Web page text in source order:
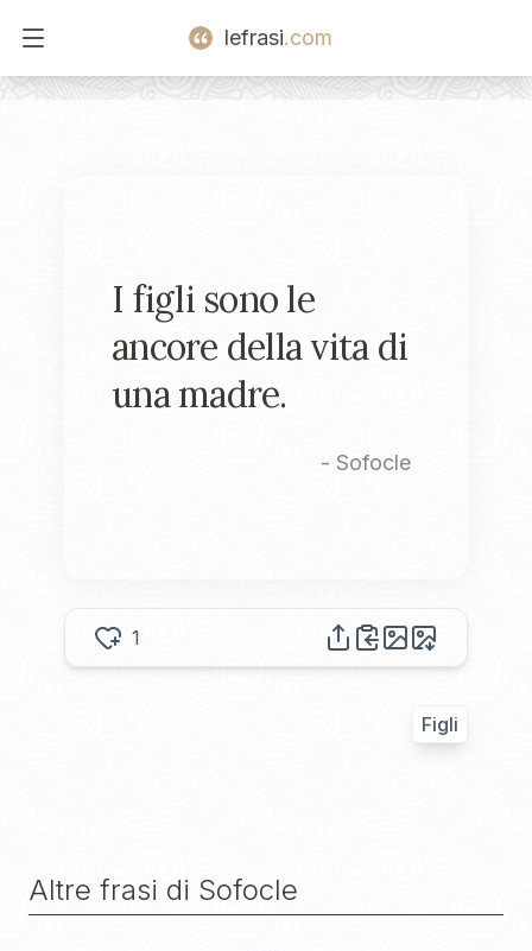
Open main menu
lefrasi.com
I figli sono le
ancore della vita di
una madre.
- Sofocle
1
Figli
Altre frasi di Sofocle